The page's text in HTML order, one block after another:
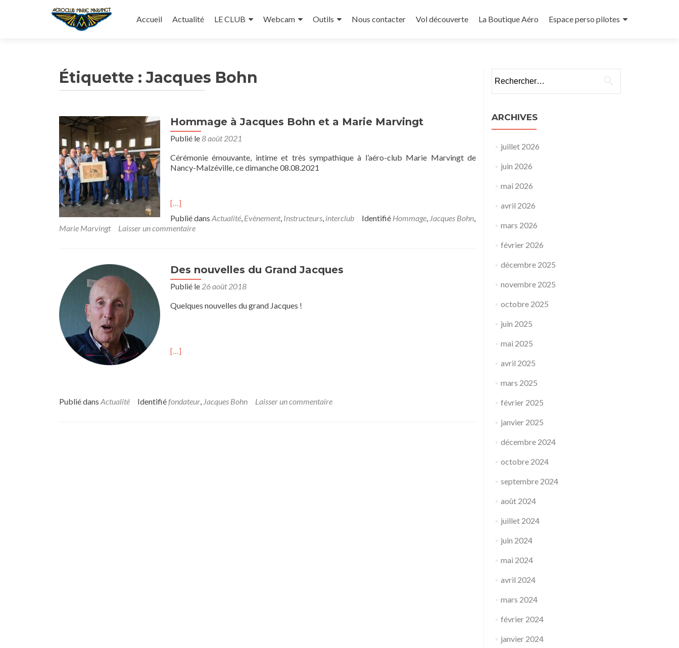
au
Accueil Actualité LE CLUB Webcam Outils Nous contacter Vol découverte La Boutique Aéro Espace perso pilotes
Étiquette :Jacques Bohn
Hommage à Jacques Bohn et a Marie Marvingt
Publié le8 août 2021
Cérémonie émouvante, intime et très sympathique à l’aéro-club Marie Marvingt de
Nancy-Malzéville, ce dimanche 08.08.2021
[…]
Publié dans Actualité, Evènement, Instructeurs, interclub Identifié Hommage, Jacques Bohn,
Marie Marvingt
Laisser un commentaire
Des nouvelles du Grand Jacques
Publié le 26 août 2018
Quelques nouvelles du grand Jacques !
[…]
Publié dans Actualité Identifiéfondateur, Jacques Bohn Laisser un commentaire
ARCHIVES
juillet 2026
juin 2026
mai 2026
avril 2026
mars 2026
février 2026
décembre 2025
novembre 2025
octobre 2025
juin 2025
mai 2025
avril 2025
mars 2025
février 2025
janvier 2025
décembre 2024
octobre 2024
septembre 2024
août 2024
juillet 2024
juin 2024
mai 2024
avril 2024
mars 2024
février 2024
janvier 2024